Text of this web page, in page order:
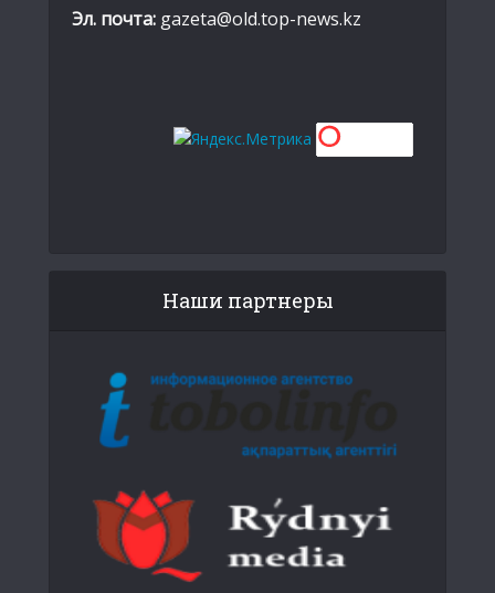
Эл. почта: gazeta@old.top-news.kz
Наши партнеры